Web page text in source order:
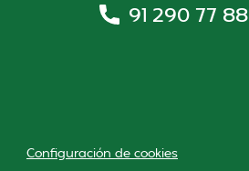
91 290 77 88
Configuración de cookies